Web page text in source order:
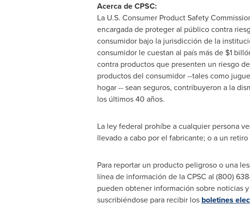
Acerca de CPSC:
La U.S. Consumer Product Safety
encargada de proteger al público contra
consumidor bajo la jurisdicción de la
consumidor le cuestan al país más de $1
contra productos que presenten un riesgo
productos del consumidor --tales como
hogar -- sean seguros, contribuyeron a la
los últimos 40 años.
La ley federal prohíbe a cualquier persona
llevado a cabo por el fabricante; o a un
Para reportar un producto peligroso o una
línea de información de la CPSC al (800)
pueden obtener información sobre noticias
suscribiéndose para recibir los boletines